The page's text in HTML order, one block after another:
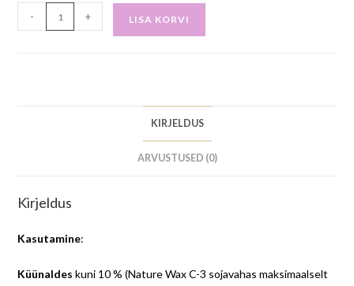
- + LISA KORVI
KIRJELDUS
ARVUSTUSED (0)
Kirjeldus
Kasutamine:
Küünaldes kuni 10 % (Nature Wax C-3 sojavahas maksimaalselt